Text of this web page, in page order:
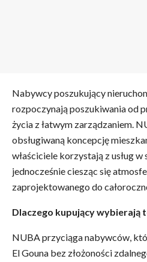
Nabywcy poszukujący
rozpoczynają poszukiwania od
życia z łatwym zarządzaniem.
obsługiwaną koncepcję
właściciele korzystają z usług
jednocześnie ciesząc się
zaprojektowanego do
Dlaczego kupujący wybierają
NUBA przyciąga nabywców,
El Gouna bez złożoności